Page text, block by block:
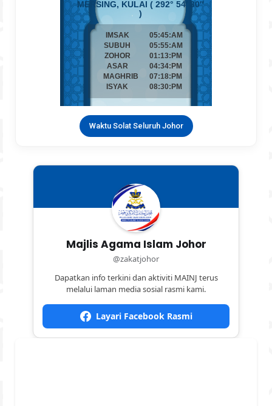
Waktu Solat Seluruh Johor
Majlis Agama Islam Johor
@zakatjohor
Dapatkan info terkini dan aktiviti MAINJ terus
melalui laman media sosial rasmi kami.
Layari Facebook Rasmi